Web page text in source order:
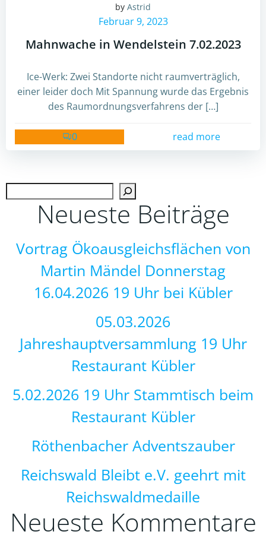
by Astrid
Februar 9, 2023
Mahnwache in Wendelstein 7.02.2023
Ice-Werk: Zwei Standorte nicht raumverträglich,
einer leider doch Mit Spannung wurde das Ergebnis
des Raumordnungsverfahrens der […]
0 read more
Neueste Beiträge
Vortrag Ökoausgleichsflächen von
Martin Mändel Donnerstag
16.04.2026 19 Uhr bei Kübler
05.03.2026
Jahreshauptversammlung 19 Uhr
Restaurant Kübler
5.02.2026 19 Uhr Stammtisch beim
Restaurant Kübler
Röthenbacher Adventszauber
Reichswald Bleibt e.V. geehrt mit
Reichswaldmedaille
Neueste Kommentare